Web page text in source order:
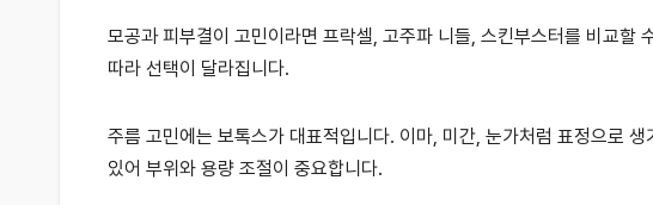
모공과 피부결이 고민이라면 프락셀, 고주파 니들, 스킨부스터를 비교할
따라 선택이 달라집니다.
주름 고민에는 보톡스가 대표적입니다. 이마, 미간, 눈가처럼 표정으로
있어 부위와 용량 조절이 중요합니다.